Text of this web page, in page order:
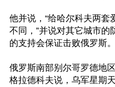
他并说，“给哈尔科夫两套
不同，”并说对其它城市的
的支持会保证击败俄罗斯。
俄罗斯南部别尔哥罗德地
格拉德科夫说，乌军星期